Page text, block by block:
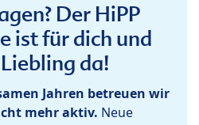
Der HiPP
ist für dich und
da!
Jahren betreuen wir
mehr aktiv. Neue